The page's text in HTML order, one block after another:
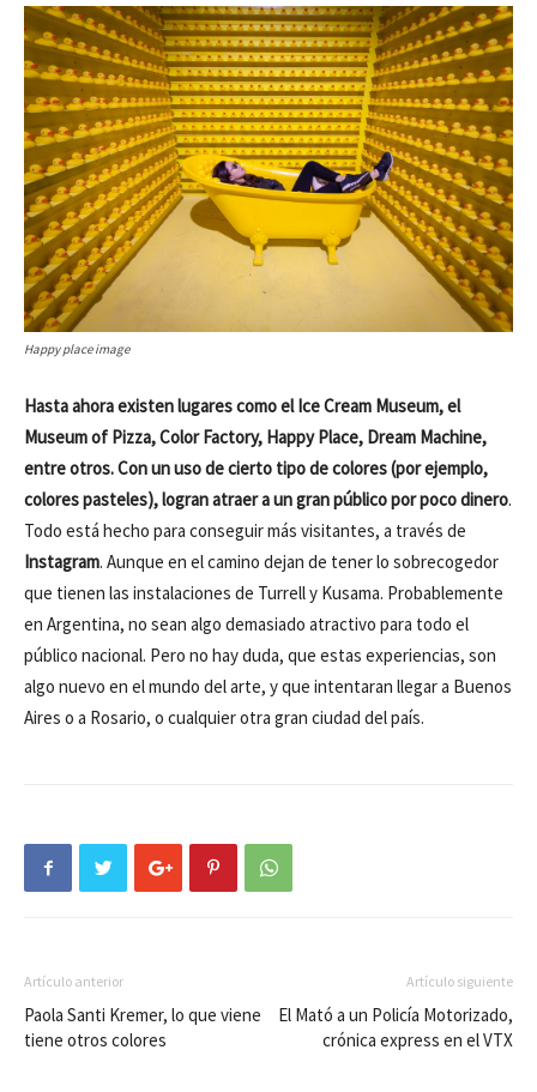
Happy place image
Hasta ahora existen lugares como el Ice Cream Museum, el
Museum of Pizza, Color Factory, Happy Place, Dream Machine,
entre otros. Con un uso de cierto tipo de colores (por ejemplo,
colores pasteles), logran atraer a un gran público por poco dinero.
Todo está hecho para conseguir más visitantes, a través de
Instagram. Aunque en el camino dejan de tener lo sobrecogedor
que tienen las instalaciones de Turrell y Kusama. Probablemente
en Argentina, no sean algo demasiado atractivo para todo el
público nacional. Pero no hay duda, que estas experiencias, son
algo nuevo en el mundo del arte, y que intentaran llegar a Buenos
Aires o a Rosario, o cualquier otra gran ciudad del país.
Artículo anterior
Paola Santi Kremer, lo que viene
tiene otros colores
Artículo siguiente
El Mató a un Policía Motorizado,
crónica express en el VTX